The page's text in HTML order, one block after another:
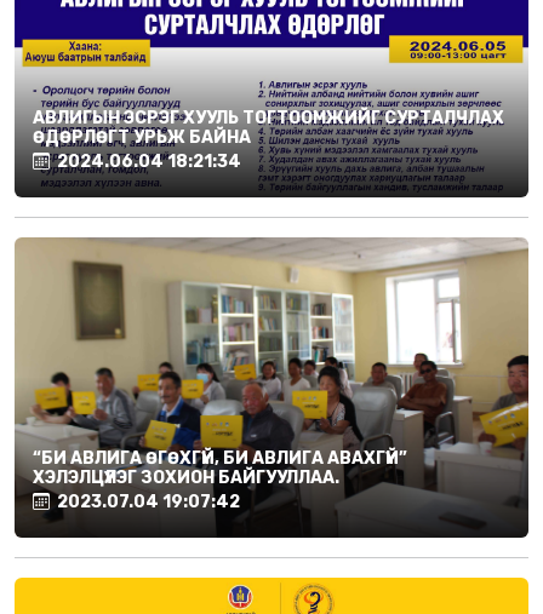
АВЛИГЫН ЭСРЭГ ХУУЛЬ ТОГТООМЖИЙГ СУРТАЛЧЛАХ
ӨДӨРЛӨГТ УРЬЖ БАЙНА
2024.06.04 18:21:34
“БИ АВЛИГА ӨГӨХГҮЙ, БИ АВЛИГА АВАХГҮЙ”
ХЭЛЭЛЦҮҮЛЭГ ЗОХИОН БАЙГУУЛЛАА.
2023.07.04 19:07:42